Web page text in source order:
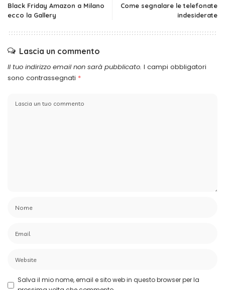
Black Friday Amazon a Milano
ecco la Gallery
Come segnalare le telefonate
indesiderate
Lascia un commento
Il tuo indirizzo email non sarà pubblicato. I campi obbligatori
sono contrassegnati *
Salva il mio nome, email e sito web in questo browser per la